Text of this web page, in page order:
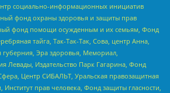
социально-информационных инициатив
фонд охраны здоровья и защиты прав
фонд помощи осужденным и их семьям, Фонд
тайга, Так-Так-Так, Сова, центр Анна,
губерния, Эра здоровья, Мемориал,
Левады, Издательство Парк Гагарина, Фонд
Центр СИБАЛЬТ, Уральская правозащитная
прав человека, Фонд защиты гласности,